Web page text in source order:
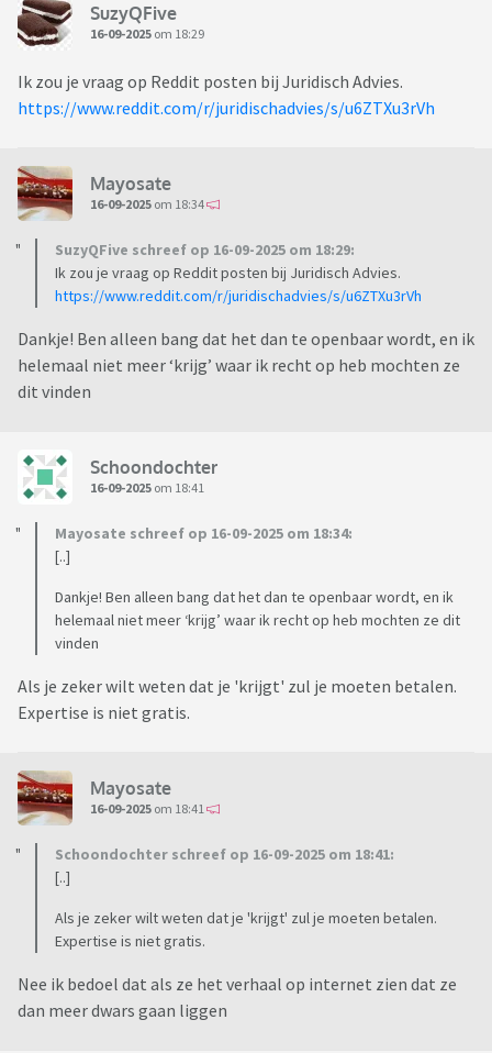
SuzyQFive
16-09-2025 om 18:29
Ik zou je vraag op Reddit posten bij Juridisch Advies.
https://www.reddit.com/r/juridischadvies/s/u6ZTXu3rVh
Mayosate
16-09-2025 om 18:34
SuzyQFive schreef op 16-09-2025 om 18:29:
Ik zou je vraag op Reddit posten bij Juridisch Advies.
https://www.reddit.com/r/juridischadvies/s/u6ZTXu3rVh
Dankje! Ben alleen bang dat het dan te openbaar wordt, en ik
helemaal niet meer ‘krijg’ waar ik recht op heb mochten ze
dit vinden
Schoondochter
16-09-2025 om 18:41
Mayosate schreef op 16-09-2025 om 18:34:
[..]
Dankje! Ben alleen bang dat het dan te openbaar wordt, en ik
helemaal niet meer ‘krijg’ waar ik recht op heb mochten ze dit
vinden
Als je zeker wilt weten dat je 'krijgt' zul je moeten betalen.
Expertise is niet gratis.
Mayosate
16-09-2025 om 18:41
Schoondochter schreef op 16-09-2025 om 18:41:
[..]
Als je zeker wilt weten dat je 'krijgt' zul je moeten betalen.
Expertise is niet gratis.
Nee ik bedoel dat als ze het verhaal op internet zien dat ze
dan meer dwars gaan liggen